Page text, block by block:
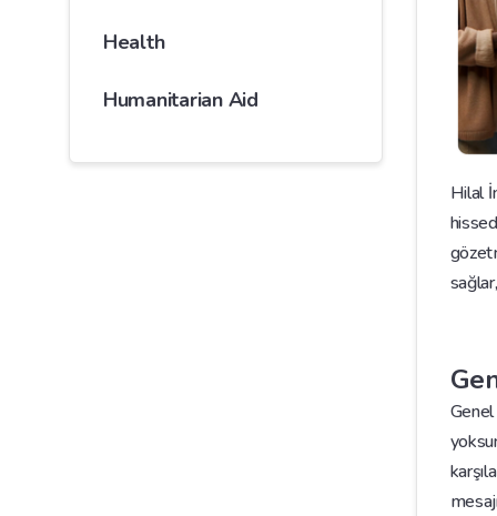
Health
Humanitarian Aid
Hilal
Genel